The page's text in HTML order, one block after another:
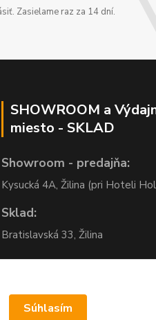
Zasielame raz za 14 dní.
SHOWROOM a
miesto - SKLAD
Showroom - predajňa:
Kysucká 4A, Žilina (pri Hoteli
Sklad:
Bratislavská 33, Žilina
Súhlasím